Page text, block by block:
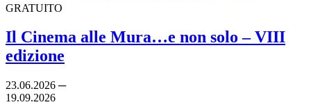
GRATUITO
Il Cinema alle Mura…e non solo – VIII
edizione
23.06.2026 ─
19.09.2026